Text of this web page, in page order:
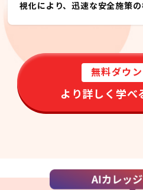
視化により、迅速な安全施策の
無料ダウ
より詳しく学べ